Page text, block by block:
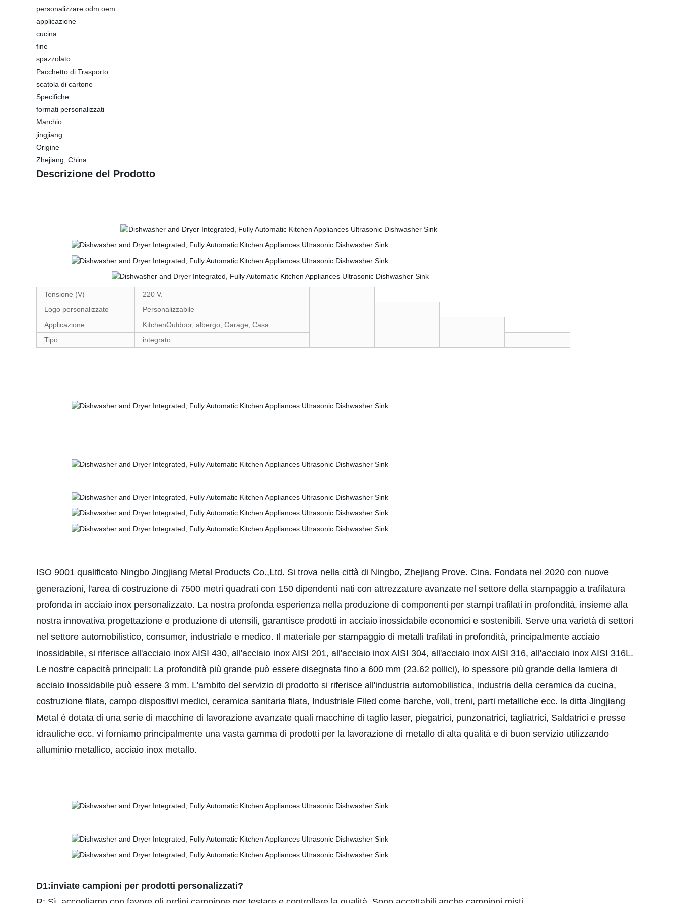
personalizzare odm oem
applicazione
cucina
fine
spazzolato
Pacchetto di Trasporto
scatola di cartone
Specifiche
formati personalizzati
Marchio
jingjiang
Origine
Zhejiang, China
Descrizione del Prodotto
Tensione (V)
220 V.
Logo personalizzato
Personalizzabile
Applicazione
KitchenOutdoor, albergo, Garage, Casa
Tipo
integrato
ISO 9001 qualificato Ningbo Jingjiang Metal Products Co.,Ltd. Si trova nella città di Ningbo, Zhejiang Prove. Cina. Fondata nel 2020 con nuove
generazioni, l'area di costruzione di 7500 metri quadrati con 150 dipendenti nati con attrezzature avanzate nel settore della stampaggio a trafilatura
profonda in acciaio inox personalizzato. La nostra profonda esperienza nella produzione di componenti per stampi trafilati in profondità, insieme alla
nostra innovativa progettazione e produzione di utensili, garantisce prodotti in acciaio inossidabile economici e sostenibili. Serve una varietà di settori
nel settore automobilistico, consumer, industriale e medico. Il materiale per stampaggio di metalli trafilati in profondità, principalmente acciaio
inossidabile, si riferisce all'acciaio inox AISI 430, all'acciaio inox AISI 201, all'acciaio inox AISI 304, all'acciaio inox AISI 316, all'acciaio inox AISI 316L.
Le nostre capacità principali: La profondità più grande può essere disegnata fino a 600 mm (23.62 pollici), lo spessore più grande della lamiera di
acciaio inossidabile può essere 3 mm. L'ambito del servizio di prodotto si riferisce all'industria automobilistica, industria della ceramica da cucina,
costruzione filata, campo dispositivi medici, ceramica sanitaria filata, Industriale Filed come barche, voli, treni, parti metalliche ecc. la ditta Jingjiang
Metal è dotata di una serie di macchine di lavorazione avanzate quali macchine di taglio laser, piegatrici, punzonatrici, tagliatrici, Saldatrici e presse
idrauliche ecc. vi forniamo principalmente una vasta gamma di prodotti per la lavorazione di metallo di alta qualità e di buon servizio utilizzando
alluminio metallico, acciaio inox metallo.
D1:inviate campioni per prodotti personalizzati?